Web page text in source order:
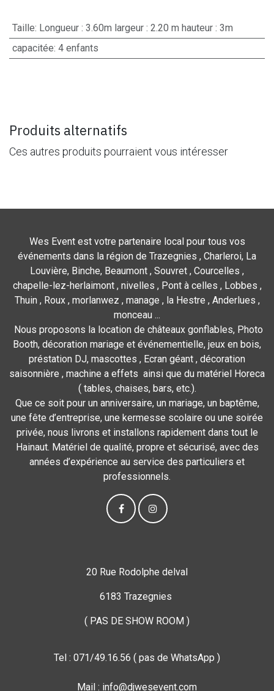
Taille: Longueur : 3.60m largeur : 2.20 m hauteur : 3m
capacitée: 4 enfants
Produits alternatifs
Ces autres produits pourraient vous intéresser
Wes Event est votre partenaire local pour tous vos
événements dans la région de Trazegnies , Charleroi, La
Louvière, Binche, Beaumont , Souvret , Courcelles ,
chapelle-lez-herlaimont , nivelles , Pont à celles , Lobbes ,
Thuin , Roux , morlanwez , manage , la Hestre , Anderlues ,
monceau ...
Nous proposons la location de châteaux gonflables, Photo
Booth, décoration mariage et événementielle, jeux en bois,
préstation DJ, mascottes , Ecran géant , décoration
saisonnière , machine a effets ainsi que du matériel Horeca
( tables, chaises, bars, etc.).
Que ce soit pour un anniversaire, un mariage, un baptême,
une fête d’entreprise, une kermesse scolaire ou une soirée
privée, nous livrons et installons rapidement dans tout le
Hainaut. Matériel de qualité, propre et sécurisé, avec des
années d’expérience au service des particuliers et
professionnels.
20 Rue Rodolphe delval
6183 Trazegnies
( PAS DE SHOW ROOM )
Tel : 071/49.16.56 ( pas de WhatsApp )
Mail : info@djwesevent.com